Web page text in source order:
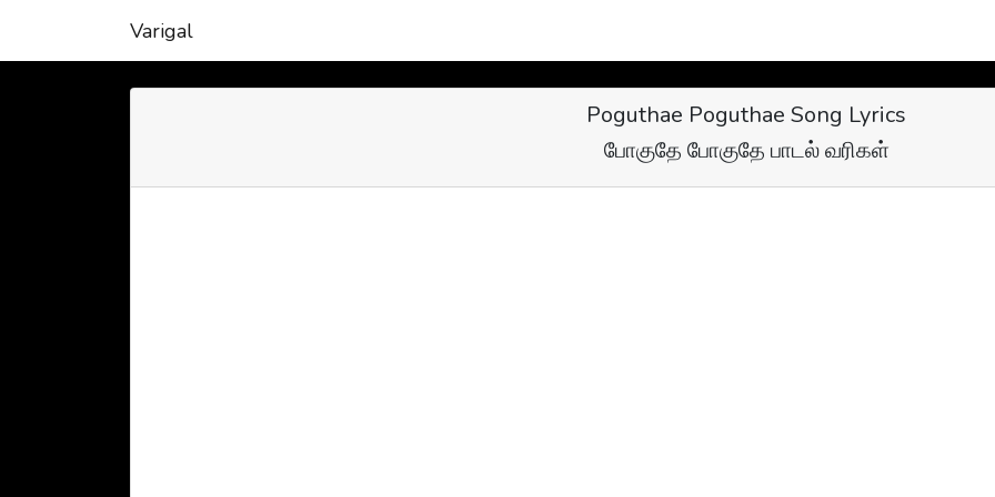
Varigal
Poguthae Poguthae Song Lyrics
போகுதே போகுதே பாடல் வரிகள்